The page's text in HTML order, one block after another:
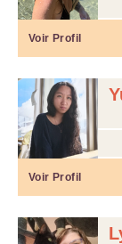
Voir Profil
Voir Profil